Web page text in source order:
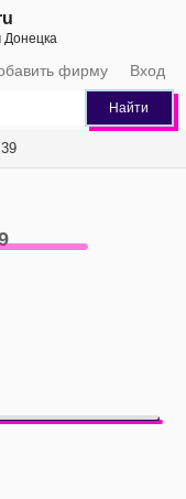
фирму Вход
Найти